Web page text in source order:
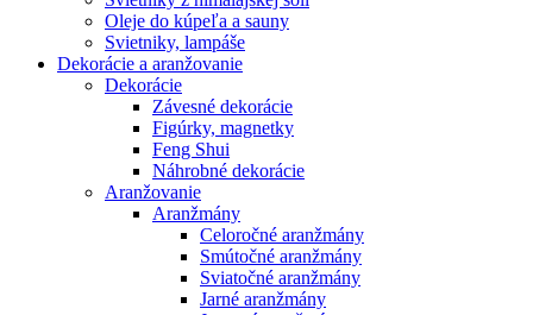
Oleje do kúpeľa a sauny
Svietniky, lampáše
Dekorácie a aranžovanie
Dekorácie
Závesné dekorácie
Figúrky, magnetky
Feng Shui
Náhrobné dekorácie
Aranžovanie
Aranžmány
Celoročné aranžmány
Smútočné aranžmány
Sviatočné aranžmány
Jarné aranžmány